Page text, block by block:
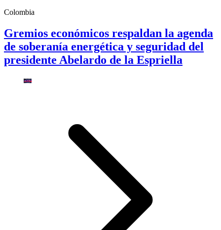
Colombia
Gremios económicos respaldan la agenda
de soberanía energética y seguridad del
presidente Abelardo de la Espriella